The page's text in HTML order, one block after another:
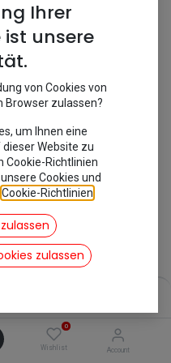
0
Wishlist Account
Dose
Dose
Now
Ihrer
unsere
von Cookies von
Browser zulassen?
um Ihnen eine
Website zu
Cookie-Richtlinien
Cookies und
Cookie-Richtlinien.
zulassen